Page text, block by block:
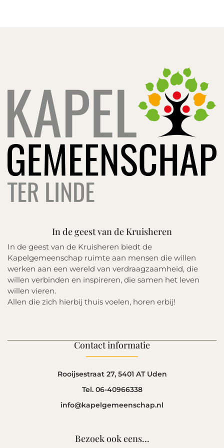
In de geest van de Kruisheren
In de geest van de Kruisheren biedt de
Kapelgemeenschap ruimte aan mensen die willen
werken aan een wereld van verdraagzaamheid, die
willen verbinden en inspireren, die samen het leven
willen vieren.
Allen die zich hierbij thuis voelen, horen erbij!
Contact informatie
Rooijsestraat 27, 5401 AT Uden
Tel. 06-40966338
info@kapelgemeenschap.nl
Bezoek ook eens...